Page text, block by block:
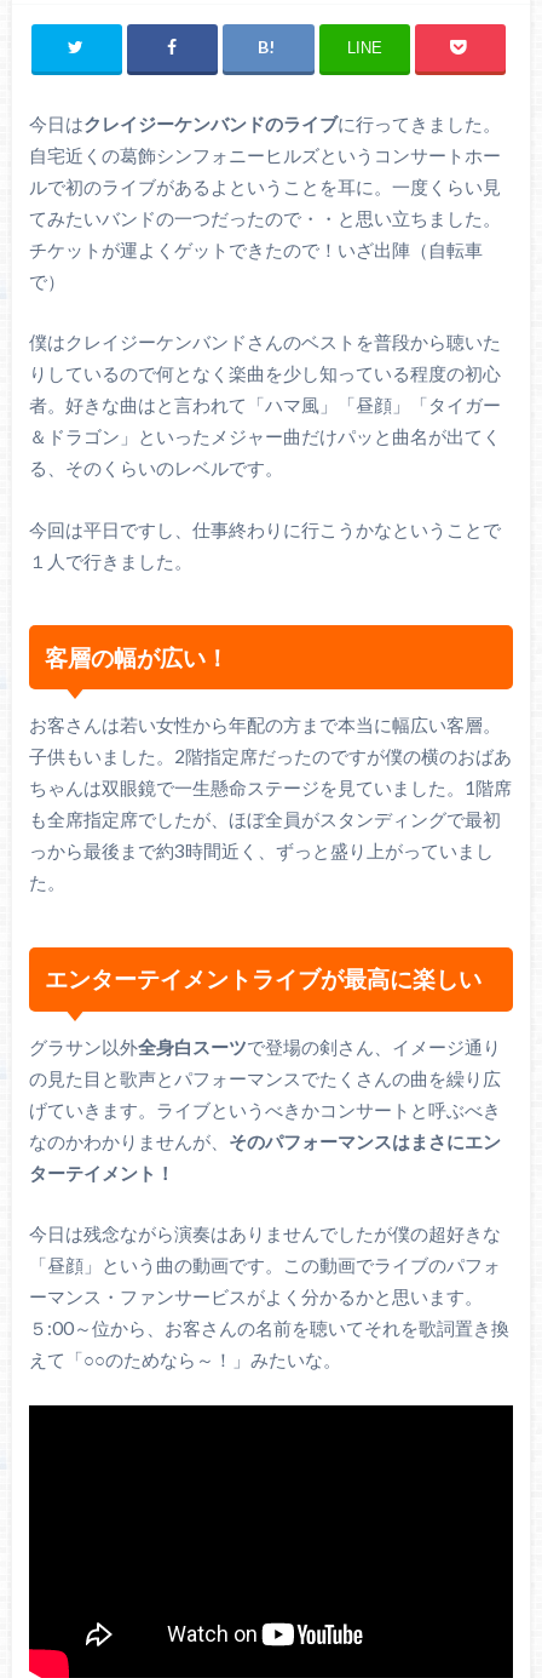
LINE
今日はクレイジーケンバンドのライブに行ってきました。
自宅近くの葛飾シンフォニーヒルズというコンサートホー
ルで初のライブがあるよということを耳に。一度くらい見
てみたいバンドの一つだったので・・と思い立ちました。
チケットが運よくゲットできたので！いざ出陣（自転車
で）
僕はクレイジーケンバンドさんのベストを普段から聴いた
りしているので何となく楽曲を少し知っている程度の初心
者。好きな曲はと言われて「ハマ風」「昼顔」「タイガー
＆ドラゴン」といったメジャー曲だけパッと曲名が出てく
る、そのくらいのレベルです。
今回は平日ですし、仕事終わりに行こうかなということで
１人で行きました。
客層の幅が広い！
お客さんは若い女性から年配の方まで本当に幅広い客層。
子供もいました。2階指定席だったのですが僕の横のおばあ
ちゃんは双眼鏡で一生懸命ステージを見ていました。1階席
も全席指定席でしたが、ほぼ全員がスタンディングで最初
っから最後まで約3時間近く、ずっと盛り上がっていまし
た。
エンターテイメントライブが最高に楽しい
グラサン以外全身白スーツで登場の剣さん、イメージ通り
の見た目と歌声とパフォーマンスでたくさんの曲を繰り広
げていきます。ライブというべきかコンサートと呼ぶべき
なのかわかりませんが、 そのパフォーマンスはまさにエン
ターテイメント！
今日は残念ながら演奏はありませんでしたが僕の超好きな
「昼顔」という曲の動画です。この動画でライブのパフォ
ーマンス・ファンサービスがよく分かるかと思います。
５:00～位から、お客さんの名前を聴いてそれを歌詞置き換
えて「○○のためなら～！」みたいな。